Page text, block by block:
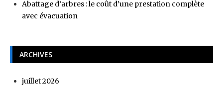
Abattage d’arbres : le coût d’une prestation complète
avec évacuation
ARCHIVES
juillet 2026